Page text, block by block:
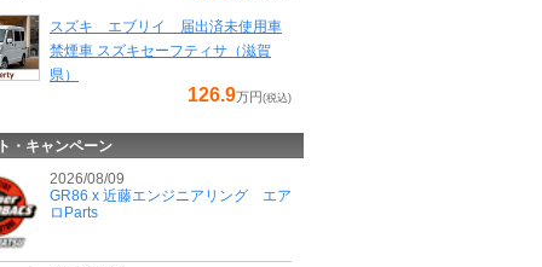
スズキ エブリイ 届出済未使用車
禁煙車 スズキセーフティサ（滋賀
県）
126.9万円(税込)
・キャンペーン
2026/08/09
GR86 x 近藤エンジニアリング エア
ロParts